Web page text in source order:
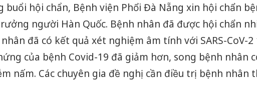
buổi hội chẩn, Bệnh viện Phổi Đà Nẵng xin hội chẩn
người Hàn Quốc. Bệnh nhân đã được hội chẩn
đã có kết quả xét nghiệm âm tính với SARS-CoV-
của bệnh Covid-19 đã giảm hơn, song bệnh nhân
nấm. Các chuyên gia đề nghị cần điều trị bệnh nhân